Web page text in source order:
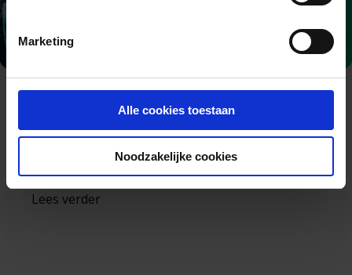
Marketing
Alle cookies toestaan
Noodzakelijke cookies
Aanvallers
Hoe unhackable oplossingen toch gehackt
Lees verder